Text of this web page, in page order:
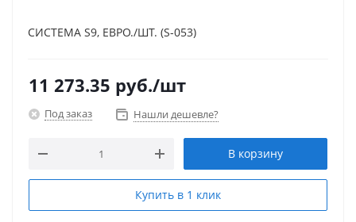
СИСТЕМА S9, ЕВРО./ШТ. (S-053)
11 273.35 руб./шт
Под заказ Нашли дешевле?
В корзину
Купить в 1 клик